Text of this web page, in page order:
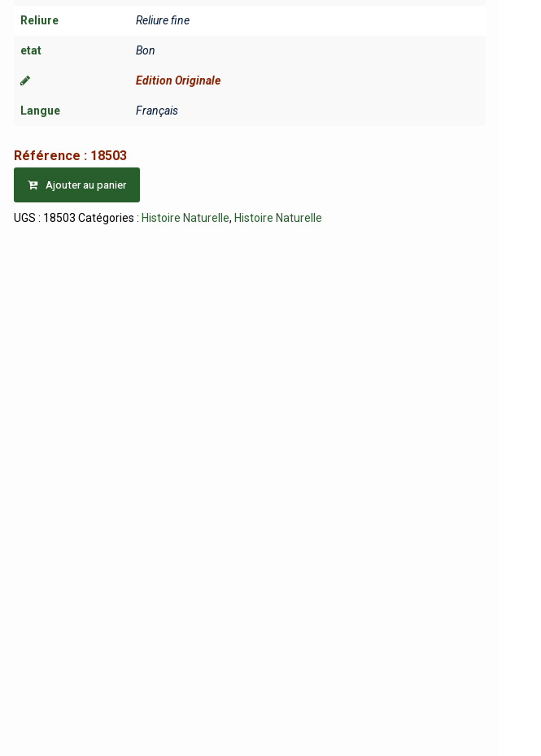
Reliure Reliure fine
etat Bon
Edition Originale
Langue Français
Référence : 18503
Ajouter au panier
UGS : 18503 Catégories : Histoire Naturelle, Histoire Naturelle